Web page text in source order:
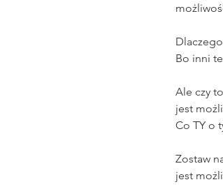
Bo inni
Ale czy
jest
Co TY o
Zostaw
jest